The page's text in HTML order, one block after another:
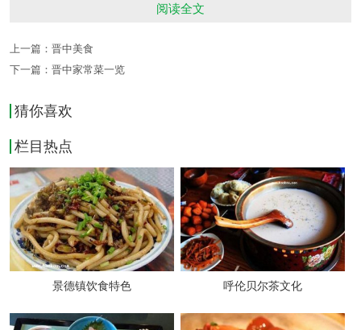
历史悠久的饮食文化，伴随着平遥人民生活的
着商业文化的进一步流通发展，平遥成为最繁
荣的商业金融的文化中心，有日升昌、蔚丰厚
等二十二家票号柱撑，有着“汇通天下”之说，
因此平遥的饮食文化也跟着有很大的发展。在
传统宴席方面，有“四四”、“八八”、“四盘火
锅”、“八八一领二”、“九碗九碟”、“十大
碗”和“十二棋”等。在饮食的名品方面，有“平
阅读全文
上一篇： 晋中美食
下一篇： 晋中家常菜一览
猜你喜欢
栏目热点
景德镇饮食特色 呼伦贝尔茶文化